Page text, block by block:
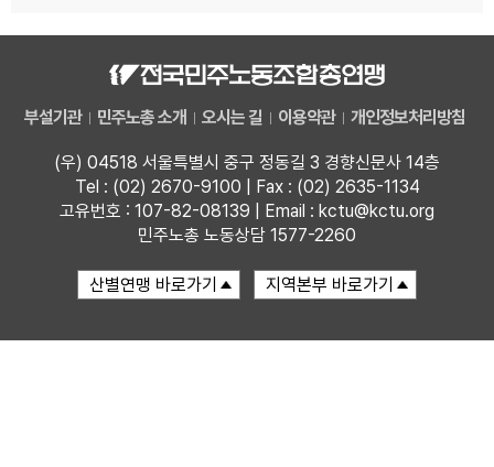
부설기관 민주노총 소개 오시는 길 이용약관 개인정보처리방침
(우) 04518 서울특별시 중구 정동길 3 경향신문사 14층
Tel : (02) 2670-9100 | Fax : (02) 2635-1134
고유번호 : 107-82-08139 | Email : kctu@kctu.org
민주노총 노동상담 1577-2260